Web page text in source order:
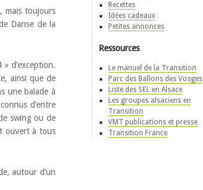
mais toujours
Danse de la
d’exception.
ainsi que de
une balade à
d’entre
swing ou de
ouvert à tous
autour d’un
Recettes
Idées cadeaux
Petites annonces
Ressources
Le manuel de la Transition
Parc des Ballons des Vosges
Liste des SEL en Alsace
Les groupes alsaciens en
Transition
VMT publications et presse
Transition France